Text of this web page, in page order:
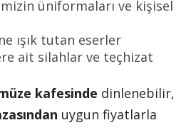
üniformaları ve kişisel
ışık tutan eserler
ait silahlar ve teçhizat
kafesinde dinlenebilir,
uygun fiyatlarla